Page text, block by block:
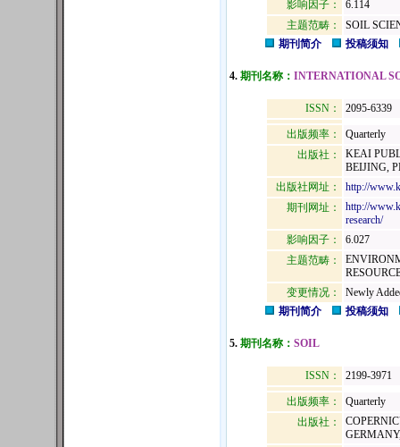
影响因子：
6.114
主题范畴：
SOIL
期刊简介
投稿须知
4. 期刊名称： INTERNATIONAL
ISSN： 2095-6339
出版频率：
Quarterly
出版社：
KEAI
BEIJING,
出版社网址：
http://
期刊网址：
http://
research/
影响因子：
6.027
主题范畴：
变更情况：
Newly
期刊简介
投稿须知
5. 期刊名称： SOIL
ISSN： 2199-3971
出版频率：
Quarterly
出版社：